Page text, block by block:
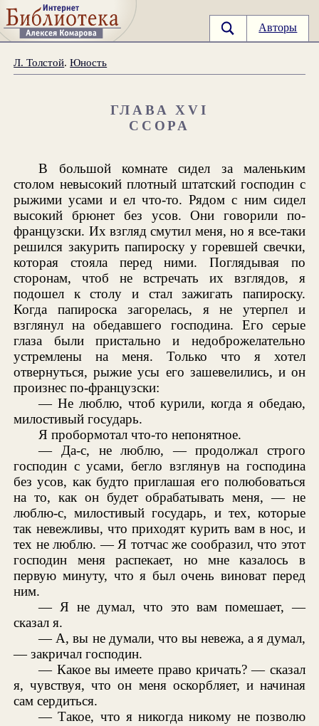
Авторы
Л. Толстой.Юность
ГЛАВА XVI
ССОРА
В большой комнате сидел за маленьким
столом невысокий плотный штатский господин с
рыжими усами и ел что-то. Рядом с ним сидел
высокий брюнет без усов. Они говорили по-
французски. Их взгляд смутил меня, но я все-таки
решился закурить папироску у горевшей свечки,
которая стояла перед ними. Поглядывая по
сторонам, чтоб не встречать их взглядов, я
подошел к столу и стал зажигать папироску.
Когда папироска загорелась, я не утерпел и
взглянул на обедавшего господина. Его серые
глаза были пристально и недоброжелательно
устремлены на меня. Только что я хотел
отвернуться, рыжие усы его зашевелились, и он
произнес по-французски:
— Не люблю, чтоб курили, когда я обедаю,
милостивый государь.
Я пробормотал что-то непонятное.
— Да-с, не люблю, — продолжал строго
господин с усами, бегло взглянув на господина
без усов, как будто приглашая его полюбоваться
на то, как он будет обрабатывать меня, — не
люблю-с, милостивый государь, и тех, которые
так невежливы, что приходят курить вам в нос, и
тех не люблю. — Я тотчас же сообразил, что этот
господин меня распекает, но мне казалось в
первую минуту, что я был очень виноват перед
ним.
— Я не думал, что это вам помешает, —
сказал я.
— А, вы не думали, что вы невежа, а я думал,
— закричал господин.
— Какое вы имеете право кричать? — сказал
я, чувствуя, что он меня оскорбляет, и начиная
сам сердиться.
— Такое, что я никогда никому не позволю